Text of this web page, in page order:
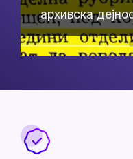
постапки и
архивска
архивска
архивска
податоци